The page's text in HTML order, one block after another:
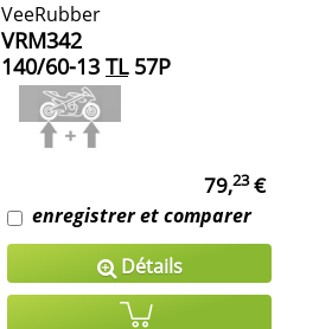
VeeRubber
VRM342
140/60-13 TL57P
79,23€
enregistrer et comparer
Détails